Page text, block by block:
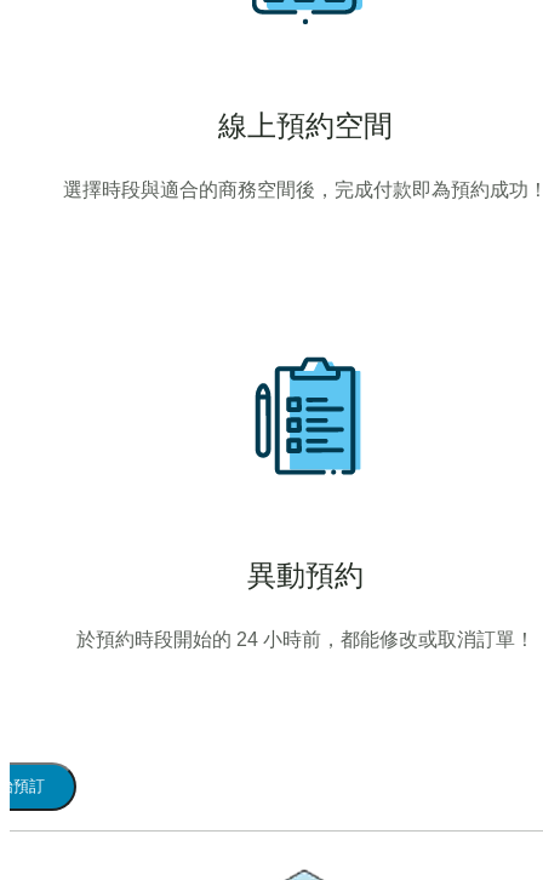
線上預約空間
選擇時段與適合的商務空間後，完成付款即為預約成功
異動預約
於預約時段開始的 24 小時前，都能修改或取消訂單！
預訂